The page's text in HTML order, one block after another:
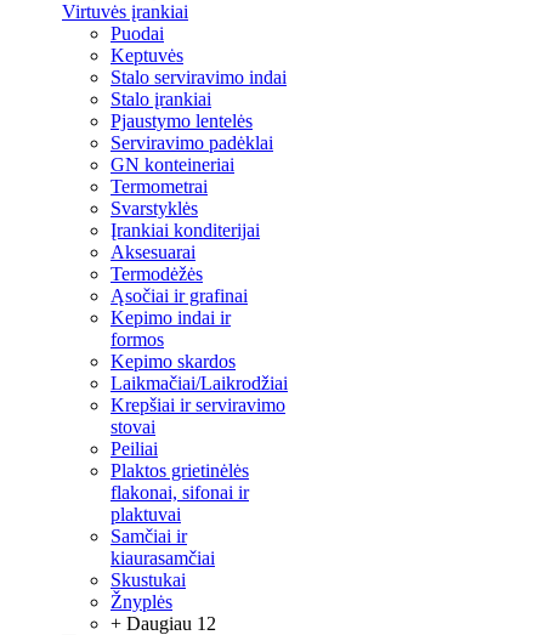
Virtuvės įrankiai
Puodai
Keptuvės
Stalo serviravimo indai
Stalo įrankiai
Pjaustymo lentelės
Serviravimo padėklai
GN konteineriai
Termometrai
Svarstyklės
Įrankiai konditerijai
Aksesuarai
Termodėžės
Ąsočiai ir grafinai
Kepimo indai ir
formos
Kepimo skardos
Laikmačiai/Laikrodžiai
Krepšiai ir serviravimo
stovai
Peiliai
Plaktos grietinėlės
flakonai, sifonai ir
plaktuvai
Samčiai ir
kiaurasamčiai
Skustukai
Žnyplės
+ Daugiau 12